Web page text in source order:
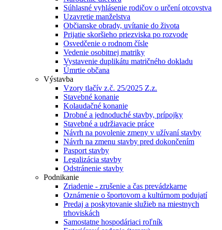
Súhlasné vyhlásenie rodičov o určení otcovstva
Uzavretie manželstva
Občianske obrady, uvítanie do života
Prijatie skoršieho priezviska po rozvode
Osvedčenie o rodnom čísle
Vedenie osobitnej matriky
Vystavenie duplikátu matričného dokladu
Úmrtie občana
Výstavba
Vzory tlačív z.č. 25/2025 Z.z.
Stavebné konanie
Kolaudačné konanie
Drobné a jednoduché stavby, prípojky
Stavebné a udržiavacie práce
Návrh na povolenie zmeny v užívaní stavby
Návrh na zmenu stavby pred dokončením
Pasport stavby
Legalizácia stavby
Odstránenie stavby
Podnikanie
Zriadenie - zrušenie a čas prevádzkarne
Oznámenie o športovom a kultúrnom podujatí
Predaj a poskytovanie služieb na miestnych
trhoviskách
Samostatne hospodáriaci roľník